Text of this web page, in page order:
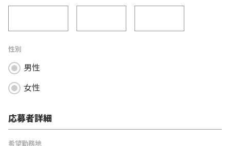
性別
男性
女性
応募者詳細
希望勤務地